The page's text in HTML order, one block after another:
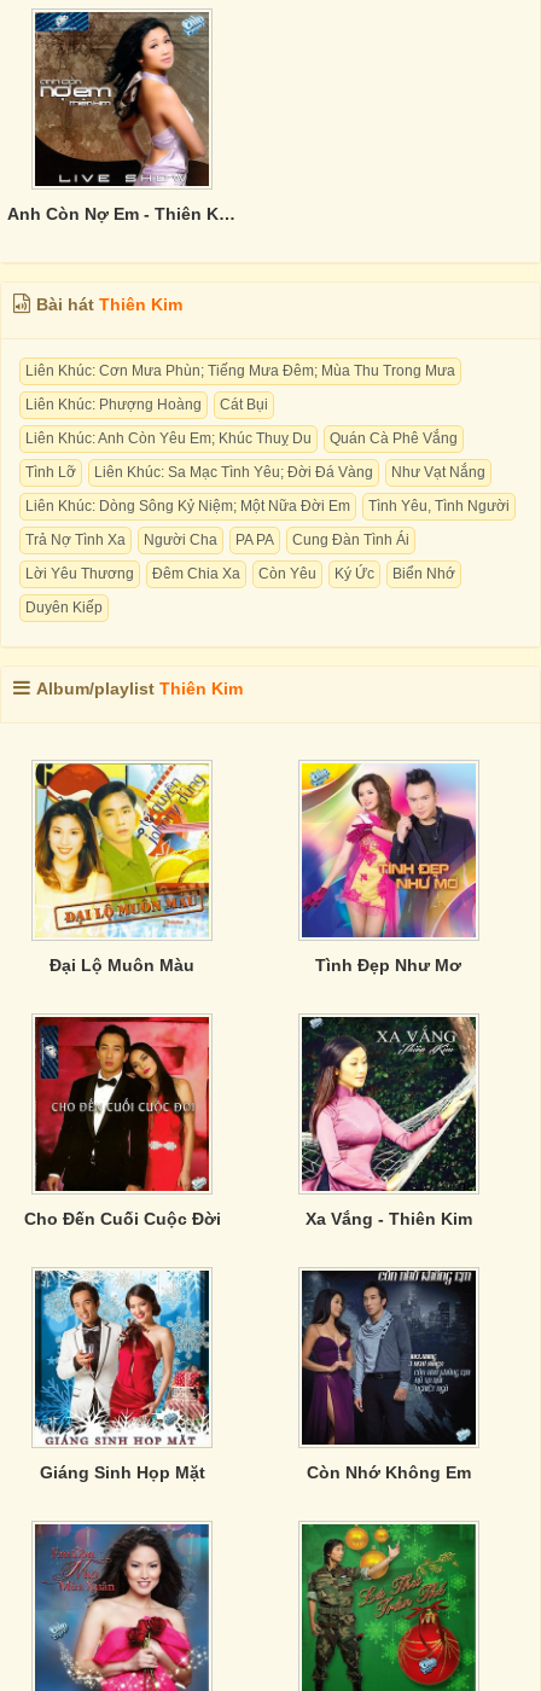
Anh Còn Nợ Em - Thiên Kim
Bài hát Thiên Kim
Liên Khúc: Cơn Mưa Phùn; Tiếng Mưa Đêm; Mùa Thu Trong Mưa
Liên Khúc: Phượng Hoàng
Cát Bụi
Liên Khúc: Anh Còn Yêu Em; Khúc Thuỵ Du
Quán Cà Phê Vắng
Tình Lỡ
Liên Khúc: Sa Mạc Tình Yêu; Đời Đá Vàng
Như Vạt Nắng
Liên Khúc: Dòng Sông Kỷ Niệm; Một Nữa Đời Em
Tình Yêu, Tình Người
Trả Nợ Tình Xa
Người Cha PA PA
Cung Đàn Tình Ái
Lời Yêu Thương
Đêm Chia Xa Còn Yêu Ký Ức
Biển Nhớ
Duyên Kiếp
Album/playlist Thiên Kim
Đại Lộ Muôn Màu Tình Đẹp Như Mơ
Cho Đến Cuối Cuộc Đời Xa Vắng - Thiên Kim
Giáng Sinh Họp Mặt Còn Nhớ Không Em